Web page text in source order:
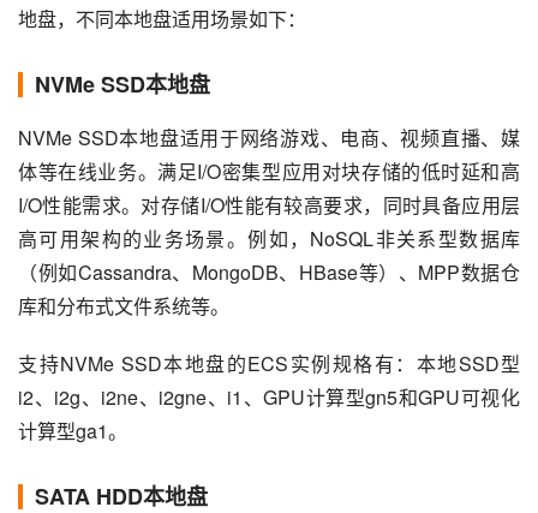
地盘，不同本地盘适用场景如下：
NVMe SSD本地盘
NVMe SSD本地盘适用于网络游戏、电商、视频直播、媒
体等在线业务。满足I/O密集型应用对块存储的低时延和高
I/O性能需求。对存储I/O性能有较高要求，同时具备应用层
高可用架构的业务场景。例如，NoSQL非关系型数据库
（例如Cassandra、MongoDB、HBase等）、MPP数据仓
库和分布式文件系统等。
支持NVMe SSD本地盘的ECS实例规格有：本地SSD型
i2、i2g、i2ne、i2gne、i1、GPU计算型gn5和GPU可视化
计算型ga1。
SATA HDD本地盘